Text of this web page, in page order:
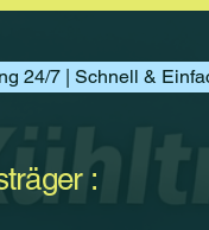
24/7 | Schnell &
: